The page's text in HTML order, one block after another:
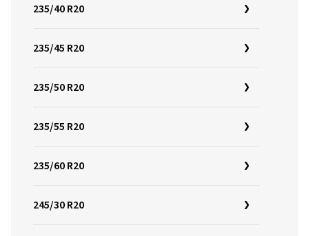
235/40 R20
235/45 R20
235/50 R20
235/55 R20
235/60 R20
245/30 R20